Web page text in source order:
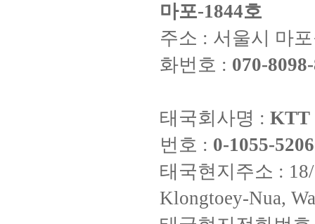
마포-1844호
주소 : 서울시 마
화번호 : 070-
태국회사명 : KTT
번호 : 0-1055-
태국현지주소 :
Klongtoey-Nua,